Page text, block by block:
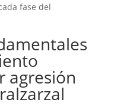
fase del
agresión